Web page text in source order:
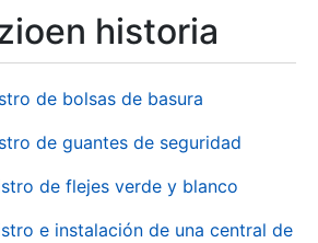
historia
de bolsas de basura
de guantes de seguridad
de flejes verde y blanco
e instalación de una central de